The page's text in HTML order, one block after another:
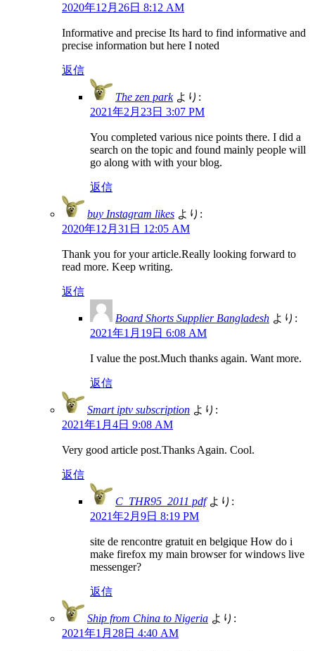
2020年12月26日 8:12 AM
Informative and precise Its hard to find informative and
precise information but here I noted
返信
The zen park より:
2021年2月23日 3:07 PM
You completed various nice points there. I did a
search on the topic and found mainly people will
go along with with your blog.
返信
buy Instagram likes より:
2020年12月31日 12:05 AM
Thank you for your article.Really looking forward to
read more. Keep writing.
返信
Board Shorts Supplier Bangladesh より:
2021年1月19日 6:08 AM
I value the post.Much thanks again. Want more.
返信
Smart iptv subscription より:
2021年1月4日 9:08 AM
Very good article post.Thanks Again. Cool.
返信
C_THR95_2011 pdf より:
2021年2月9日 8:19 PM
site de rencontre gratuit en belgique How do i
make firefox my main browser for windows live
messenger?
返信
Ship from China to Nigeria より:
2021年1月28日 4:40 AM